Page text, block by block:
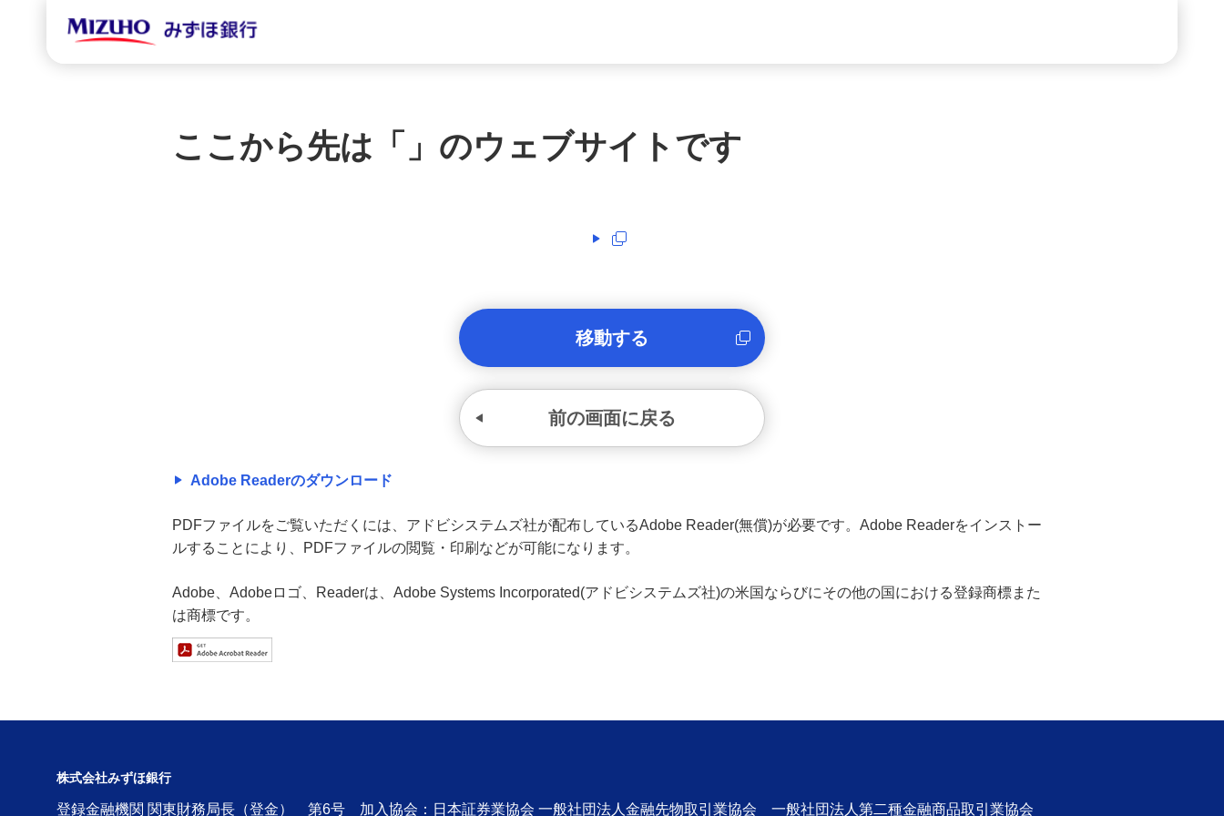
ここから先は「 」のウェブサイトです
移動する
前の画面に戻る
Adobe Readerのダウンロード
PDFファイルをご覧いただくには、アドビシステムズ社が配布しているAdobe Reader(無償)が必要です。Adobe Readerをインストー
ルすることにより、PDFファイルの閲覧・印刷などが可能になります。
Adobe、Adobeロゴ、Readerは、Adobe Systems Incorporated(アドビシステムズ社)の米国ならびにその他の国における登録商標また
は商標です。
株式会社みずほ銀行
登録金融機関 関東財務局長（登金） 第6号 加入協会：日本証券業協会 一般社団法人金融先物取引業協会 一般社団法人第二種金融商品取引業協会